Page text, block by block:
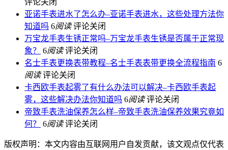
亚诺手表进水了怎么办–亚诺手表进水，这些处理方法你
知道吗 6阅读 评论关闭
万宝龙手表生锈正常吗–万宝龙手表生锈是否属于正常现
象？
6阅读 评论关闭
名士手表更换表带教程–名士手表表带更换全流程指南 6
阅读 评论关闭
卡西欧手表起雾了有什么办法可以解决–卡西欧手表起
雾，这些解决办法你知道吗 6阅读 评论关闭
帝致手表洗油保养怎么样–帝致手表洗油保养效果究竟如
何？
6阅读 评论关闭
版权声明：本文内容由互联网用户自发贡献，该文观点仅代表